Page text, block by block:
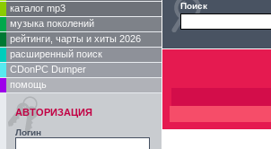
каталог mp3
музыка поколений
рейтинги, чарты и хиты 2026
расширенный поиск
CDonPC Dumper
помощь
АВТОРИЗАЦИЯ
Логин
Поиск